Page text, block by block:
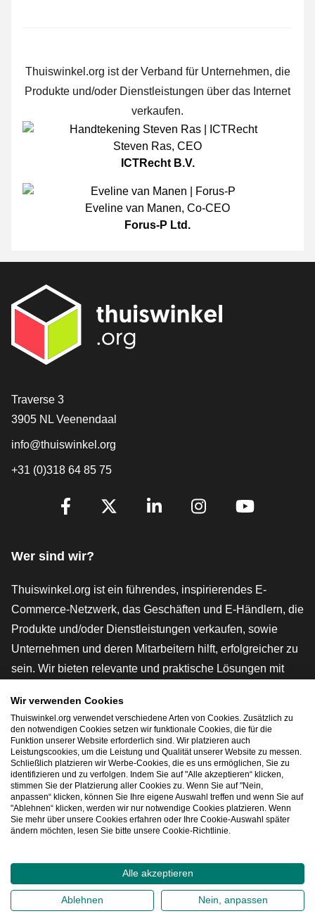
Thuiswinkel.org ist der Verband für Unternehmen, die
Produkte und/oder Dienstleistungen über das Internet
verkaufen.
Steven Ras, CEO
ICTRecht B.V.
Eveline van Manen, Co-CEO
Forus-P Ltd.
[_General:Contact]
Traverse 3
3905 NL Veenendaal
info@thuiswinkel.org
+31 (0)318 64 85 75
[_General:SocialMediaTitle]
Wer sind wir?
Thuiswinkel.org ist ein führendes, inspirierendes E-
Commerce-Netzwerk, das Geschäften und E-Händlern, die
Produkte und/oder Dienstleistungen verkaufen, sowie
Unternehmen und deren Mitarbeitern hilft, erfolgreicher zu
sein. Wir bieten relevante und praktische Lösungen mit
rechtlichen Instrumenten und Beratung,
Interessenvertretung, Marktforschung und verfügen über
eine eigene Bildungsplattform, die Thuiswinkel e-
Academy.
Schnelles Navigieren
2026©Thuiswinkel.org
Datenschutzerklärung Cookie-Erklärung
Wir verwenden Cookies
Thuiswinkel.org verwendet verschiedene Arten von Cookies. Zusätzlich zu
den notwendigen Cookies setzen wir funktionale Cookies, die für die
Funktion unserer Website erforderlich sind. Wir platzieren auch
Leistungscookies, um die Leistung und Qualität unserer Website zu messen.
Schließlich platzieren wir Werbe-Cookies, die es uns ermöglichen, Sie zu
identifizieren und zu verfolgen. Indem Sie auf "Alle akzeptieren“ klicken,
stimmen Sie der Platzierung aller Cookies zu. Wenn Sie auf "Nein,
anpassen“ klicken, können Sie Ihre eigene Auswahl treffen und wenn Sie auf
"Ablehnen“ klicken, werden wir nur notwendige Cookies platzieren. Wenn
Sie mehr über unsere Cookies erfahren oder Ihre Cookie-Auswahl später
ändern möchten, lesen Sie bitte unsere Cookie-Richtlinie.
Alle akzeptieren
Ablehnen Nein, anpassen